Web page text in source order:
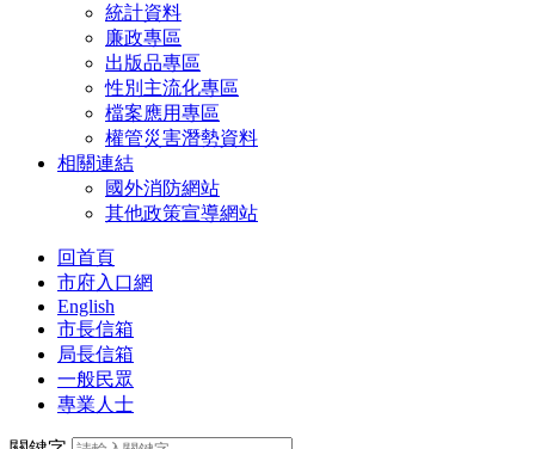
統計資料
廉政專區
出版品專區
性別主流化專區
檔案應用專區
權管災害潛勢資料
相關連結
國外消防網站
其他政策宣導網站
回首頁
市府入口網
English
市長信箱
局長信箱
一般民眾
專業人士